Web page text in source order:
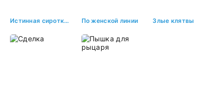
Истинная сиротка для трех - Ольга Рыжая По женской линии Злые клятвы